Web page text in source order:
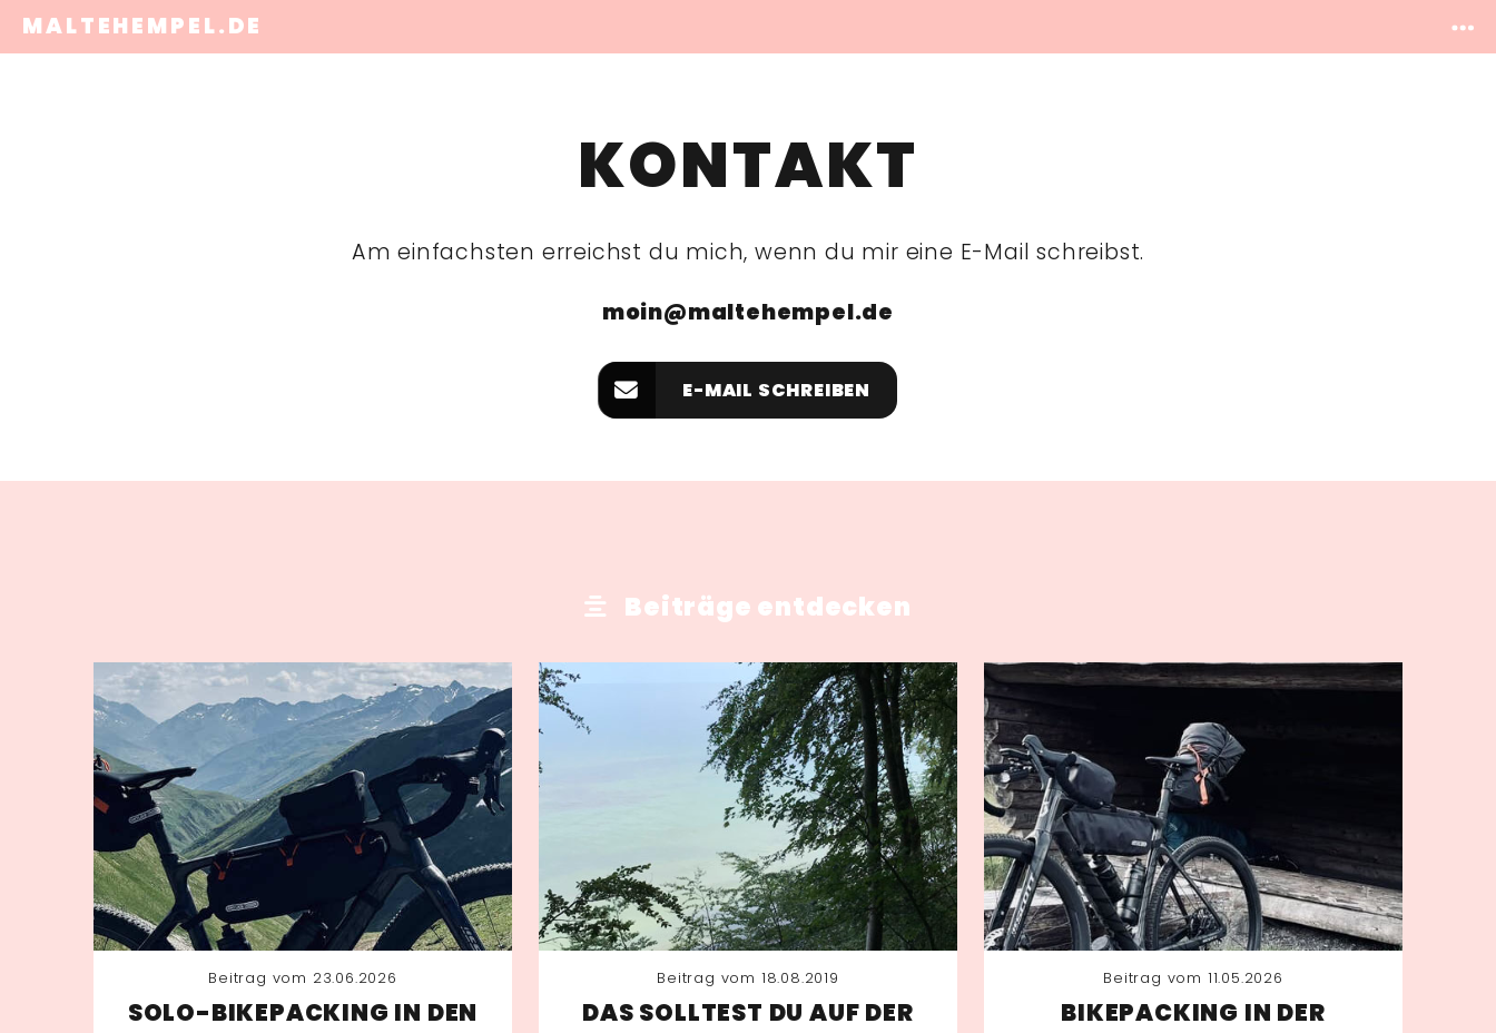
MALTEHEMPEL.DE
KONTAKT
Am einfachsten erreichst du mich, wenn du mir eine E-Mail schreibst.
moin@maltehempel.de
E-MAIL SCHREIBEN
Beiträge entdecken
Beitrag vom 23.06.2026
SOLO-BIKEPACKING IN DEN
Beitrag vom 18.08.2019
DAS SOLLTEST DU AUF DER
Beitrag vom 11.05.2026
BIKEPACKING IN DER